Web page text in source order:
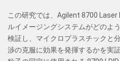
この研究では、Agilent 8700
ルイメージングシステムがどのよ
検証し、マイクロプラスチックと
渉の克服に効果を発揮するかを実